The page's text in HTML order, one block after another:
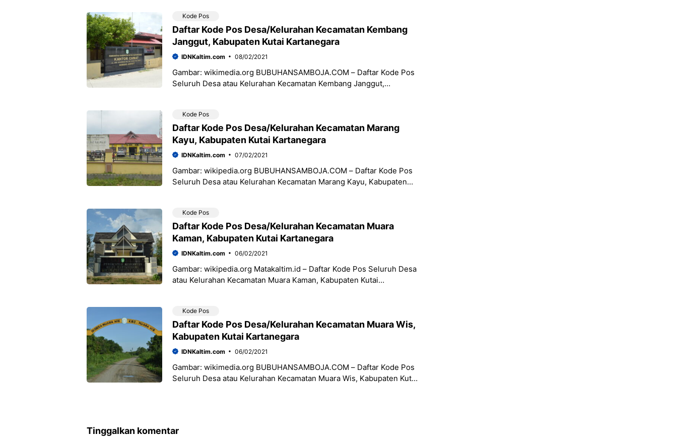
Kode Pos
Daftar Kode Pos Desa/Kelurahan Kecamatan Kembang
Janggut, Kabupaten Kutai Kartanegara
IDNKaltim.com 08/02/2021
Gambar: wikimedia.org BUBUHANSAMBOJA.COM – Daftar Kode Pos
Seluruh Desa atau Kelurahan Kecamatan Kembang Janggut,
Kode Pos
Daftar Kode Pos Desa/Kelurahan Kecamatan Marang
Kayu, Kabupaten Kutai Kartanegara
IDNKaltim.com 07/02/2021
Gambar: wikipedia.org BUBUHANSAMBOJA.COM – Daftar Kode Pos
Seluruh Desa atau Kelurahan Kecamatan Marang Kayu, Kabupaten
Kode Pos
Daftar Kode Pos Desa/Kelurahan Kecamatan Muara
Kaman, Kabupaten Kutai Kartanegara
IDNKaltim.com 06/02/2021
Gambar: wikipedia.org Matakaltim.id – Daftar Kode Pos Seluruh Desa
atau Kelurahan Kecamatan Muara Kaman, Kabupaten Kutai
Kode Pos
Daftar Kode Pos Desa/Kelurahan Kecamatan Muara Wis,
Kabupaten Kutai Kartanegara
IDNKaltim.com 06/02/2021
Gambar: wikimedia.org BUBUHANSAMBOJA.COM – Daftar Kode Pos
Seluruh Desa atau Kelurahan Kecamatan Muara Wis, Kabupaten Kutai
Tinggalkan komentar